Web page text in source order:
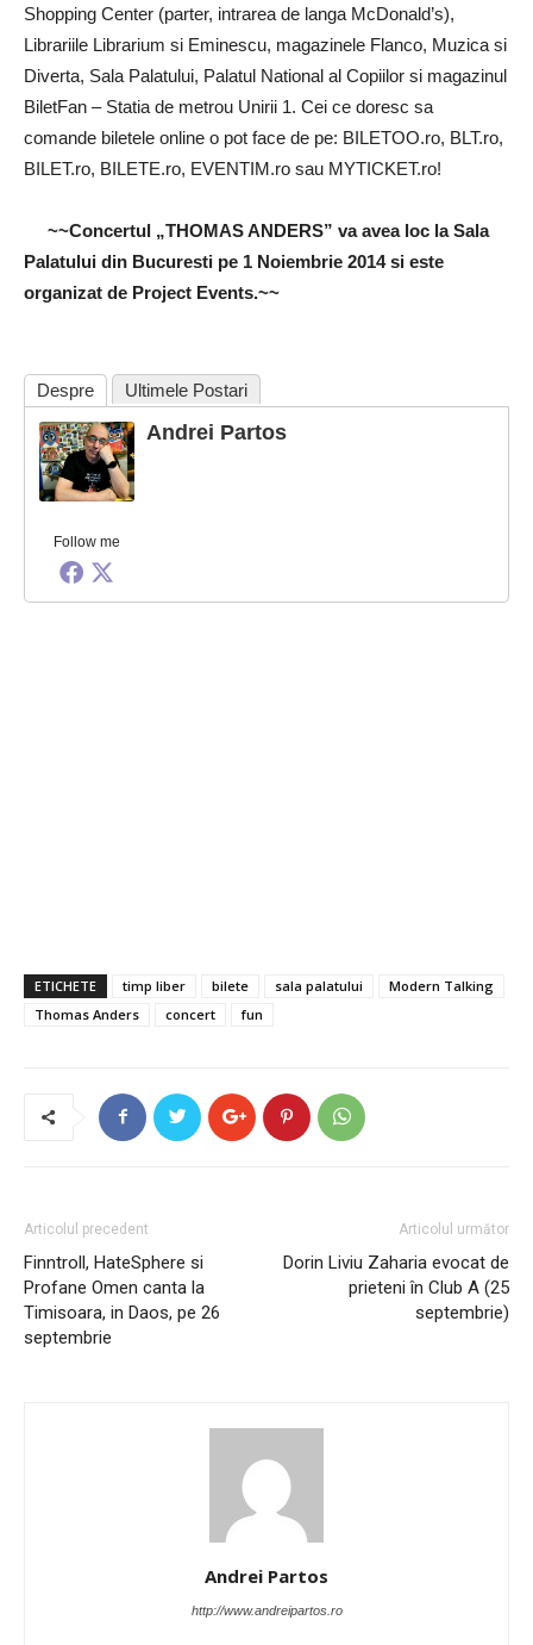
Shopping Center (parter, intrarea de langa McDonald’s),
Librariile Librarium si Eminescu, magazinele Flanco, Muzica si
Diverta, Sala Palatului, Palatul National al Copiilor si magazinul
BiletFan – Statia de metrou Unirii 1. Cei ce doresc sa
comande biletele online o pot face de pe: BILETOO.ro, BLT.ro,
BILET.ro, BILETE.ro, EVENTIM.ro sau MYTICKET.ro!
~~Concertul „THOMAS ANDERS” va avea loc la Sala
Palatului din Bucuresti pe 1 Noiembrie 2014 si este
organizat de Project Events.~~
Despre Ultimele Postari
Follow me
Andrei Partos
ETICHETE timp liber bilete sala palatului
Modern Talking
Thomas Anders
concert fun
Articolul precedent
Finntroll, HateSphere si
Profane Omen canta la
Timisoara, in Daos, pe 26
septembrie
Articolul următor
Dorin Liviu Zaharia evocat de
prieteni în Club A (25
septembrie)
Andrei Partos
http://www.andreipartos.ro